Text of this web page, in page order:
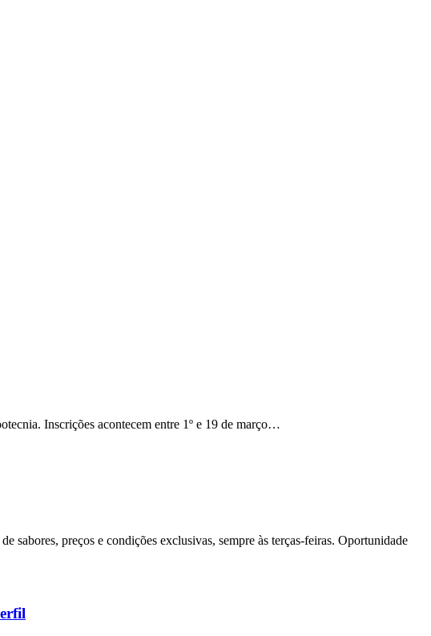
Inscrições acontecem entre 1º e 19 de março…
sabores, preços e condições exclusivas, sempre às terças-feiras. Oportunidade